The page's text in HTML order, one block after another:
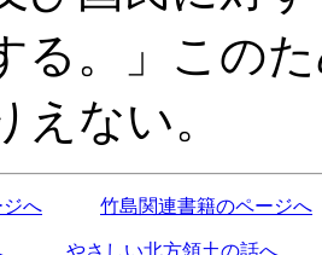
る。」この
えない。
へ 竹島関連書籍のページへ
やさしい北方領土の話へ